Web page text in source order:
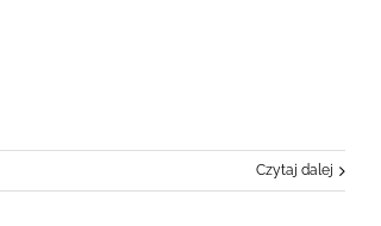
Czytaj dalej